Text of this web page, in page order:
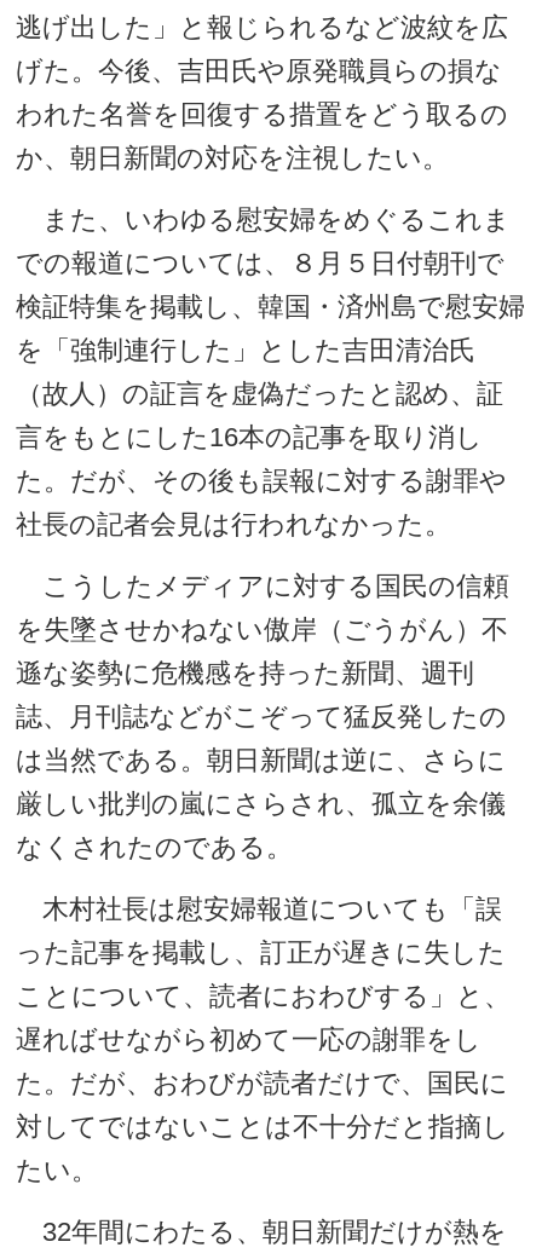
逃げ出した」と報じられるなど波紋を広
げた。今後、吉田氏や原発職員らの損な
われた名誉を回復する措置をどう取るの
か、朝日新聞の対応を注視したい。
また、いわゆる慰安婦をめぐるこれま
での報道については、８月５日付朝刊で
検証特集を掲載し、韓国・済州島で慰安婦
を「強制連行した」とした吉田清治氏
（故人）の証言を虚偽だったと認め、証
言をもとにした16本の記事を取り消し
た。だが、その後も誤報に対する謝罪や
社長の記者会見は行われなかった。
こうしたメディアに対する国民の信頼
を失墜させかねない傲岸（ごうがん）不
遜な姿勢に危機感を持った新聞、週刊
誌、月刊誌などがこぞって猛反発したの
は当然である。朝日新聞は逆に、さらに
厳しい批判の嵐にさらされ、孤立を余儀
なくされたのである。
木村社長は慰安婦報道についても「誤
った記事を掲載し、訂正が遅きに失した
ことについて、読者におわびする」と、
遅ればせながら初めて一応の謝罪をし
た。だが、おわびが読者だけで、国民に
対してではないことは不十分だと指摘し
たい。
32年間にわたる、朝日新聞だけが熱を